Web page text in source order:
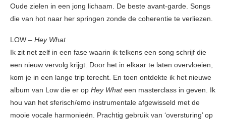
Oude zielen in een jong lichaam. De beste avant-garde. Songs
die van hot naar her springen zonde de coherentie te verliezen.
LOW – Hey What
Ik zit net zelf in een fase waarin ik telkens een song schrijf die
een nieuw vervolg krijgt. Door het in elkaar te laten overvloeien,
kom je in een lange trip terecht. En toen ontdekte ik het nieuwe
album van Low die er op Hey Whateen masterclass in geven. Ik
hou van het sferisch/emo instrumentale afgewisseld met de
mooie vocale harmonieën. Prachtig gebruik van ‘oversturing’ op